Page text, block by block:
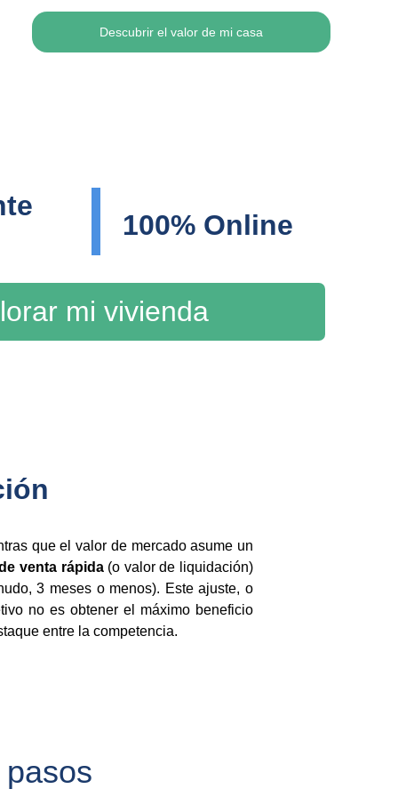
Descubrir el valor de mi casa
mi vivienda
100% Online
que el valor de mercado asume un
venta rápida(o valor de liquidación)
3 meses o menos). Este ajuste, o
no es obtener el máximo beneficio
entre la competencia.